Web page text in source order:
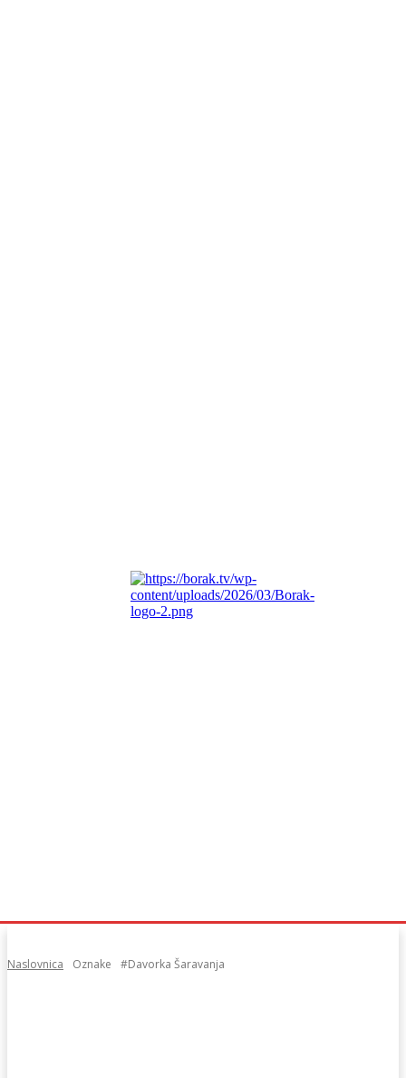
Naslovnica Oznake #Davorka Šaravanja